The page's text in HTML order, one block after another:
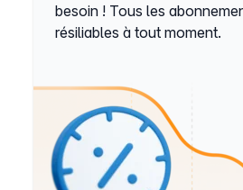
besoin ! Tous les
résiliables à tout moment.